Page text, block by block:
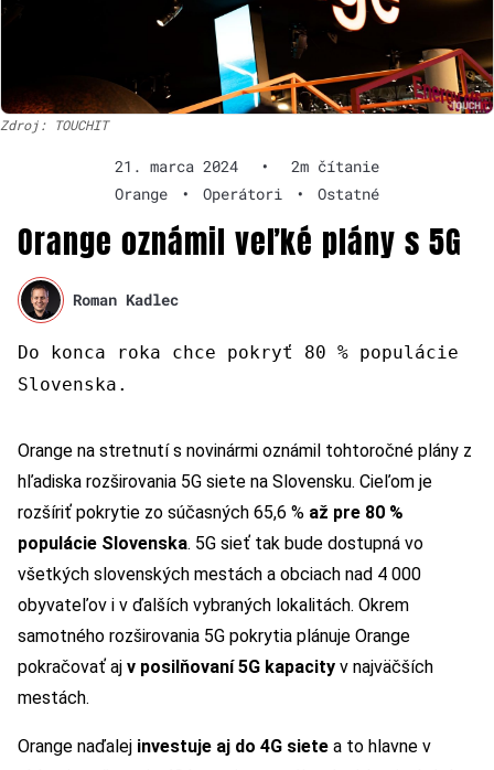
Zdroj: TOUCHIT
21. marca 2024 •
2m čítanie
Orange
• Operátori • Ostatné
Orange oznámil veľké plány s 5G
Roman Kadlec
Do konca roka chce pokryť 80 % populácie
Slovenska.
Orange na stretnutí s novinármi oznámil tohtoročné plány z
hľadiska rozširovania 5G siete na Slovensku. Cieľom je
rozšíriť pokrytie zo súčasných 65,6 % až pre 80 %
populácie Slovenska. 5G sieť tak bude dostupná vo
všetkých slovenských mestách a obciach nad 4 000
obyvateľov i v ďalších vybraných lokalitách. Okrem
samotného rozširovania 5G pokrytia plánuje Orange
pokračovať aj v posilňovaní 5G kapacity v najväčších
mestách.
Orange naďalej investuje aj do 4G siete a to hlavne v